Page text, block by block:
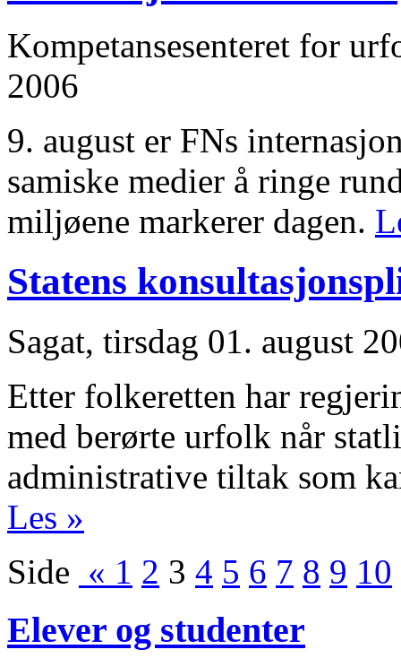
Kompetansesenteret for
2006
9. august er FNs
samiske medier å ringe
miljøene markerer dagen.
Statens
Sagat, tirsdag 01. august
Etter folkeretten har
med berørte urfolk når
administrative tiltak som
Les »
Side « 1 2 3 4 5 6 7 8 9 10
Elever og studenter